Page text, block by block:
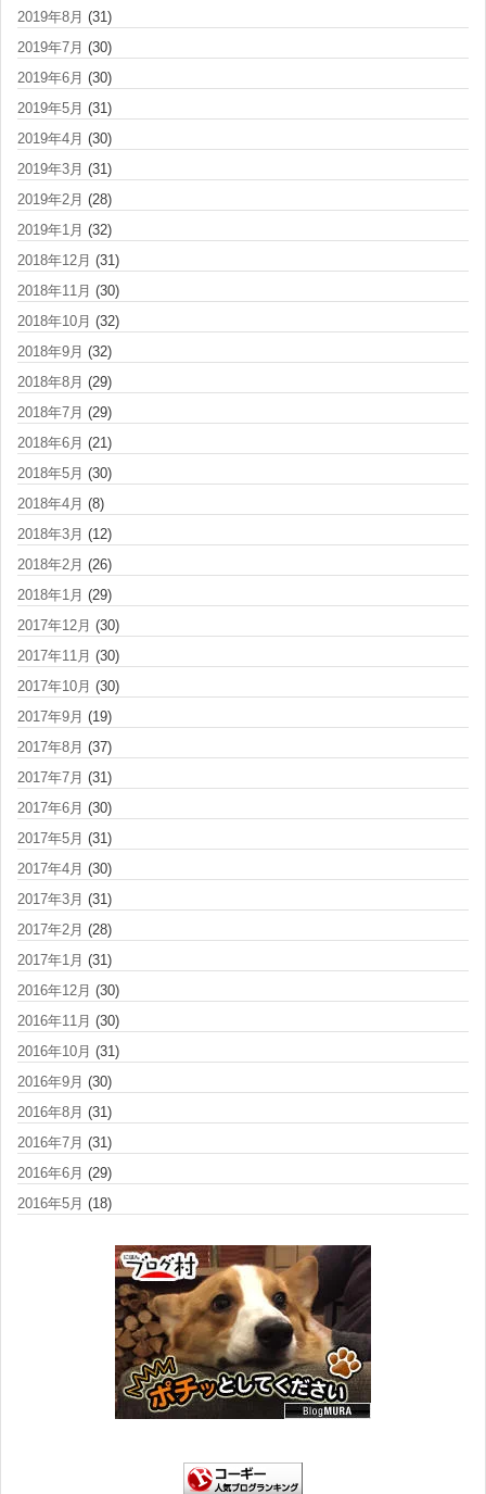
2019年8月 (31)
2019年7月 (30)
2019年6月 (30)
2019年5月 (31)
2019年4月 (30)
2019年3月 (31)
2019年2月 (28)
2019年1月 (32)
2018年12月 (31)
2018年11月 (30)
2018年10月 (32)
2018年9月 (32)
2018年8月 (29)
2018年7月 (29)
2018年6月 (21)
2018年5月 (30)
2018年4月 (8)
2018年3月 (12)
2018年2月 (26)
2018年1月 (29)
2017年12月 (30)
2017年11月 (30)
2017年10月 (30)
2017年9月 (19)
2017年8月 (37)
2017年7月 (31)
2017年6月 (30)
2017年5月 (31)
2017年4月 (30)
2017年3月 (31)
2017年2月 (28)
2017年1月 (31)
2016年12月 (30)
2016年11月 (30)
2016年10月 (31)
2016年9月 (30)
2016年8月 (31)
2016年7月 (31)
2016年6月 (29)
2016年5月 (18)